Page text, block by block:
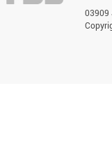
03909